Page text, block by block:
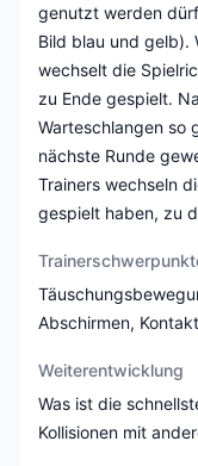
genutzt werden
Bild blau und gelb).
wechselt die
zu Ende gespielt.
Warteschlangen so
nächste Runde
Trainers wechseln
gespielt haben, zu
Abschirmen,
Weiterentwicklung
Was ist die
Kollisionen mit